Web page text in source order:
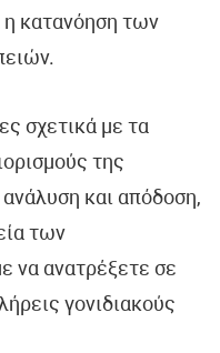
η κατανόηση των
σχετικά με τα
της
και απόδοση,
των
να ανατρέξετε σε
γονιδιακούς